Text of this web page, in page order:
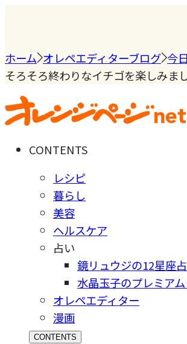
ホーム オレペエディターブログ 今
そろそろ終わりなイチゴを楽しみま
CONTENTS
レシピ
暮らし
美容
ヘルスケア
占い
鏡リュウジの12星座
水晶玉子のプレミア
オレペエディター
漫画
CONTENTS